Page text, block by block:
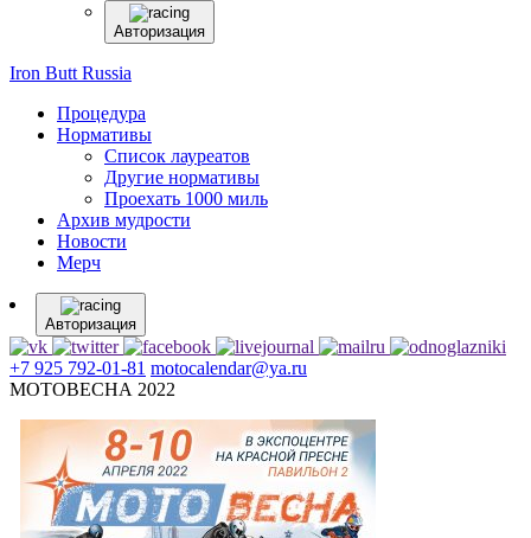
Авторизация
Iron Butt Russia
Процедура
Нормативы
Список лауреатов
Другие нормативы
Проехать 1000 миль
Архив мудрости
Новости
Мерч
Авторизация
+7 925 792-01-81 motocalendar@ya.ru
МОТОВЕСНА 2022